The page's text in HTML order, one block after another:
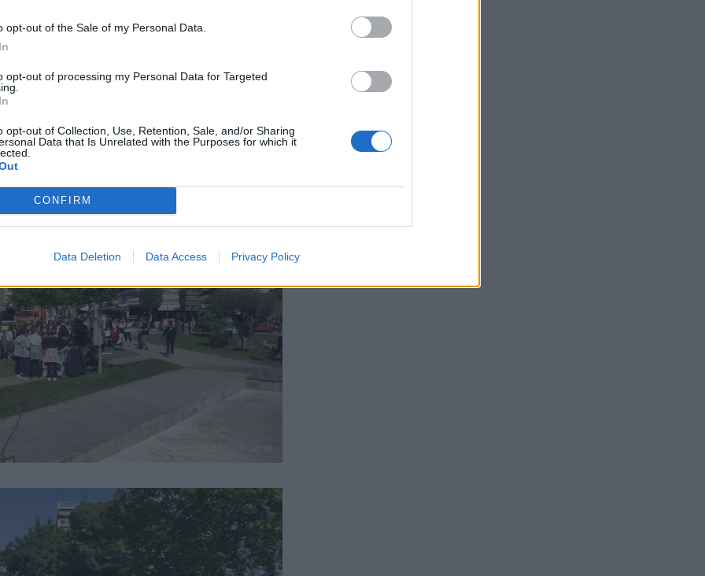
opt-out of the Sale of my Personal Data.
opt-out of processing my Personal Data for Targeted
opt-out of Collection, Use, Retention, Sale, and/or Sharing
Data that Is Unrelated with the Purposes for which it
CONFIRM
Data Deletion Data Access Privacy Policy